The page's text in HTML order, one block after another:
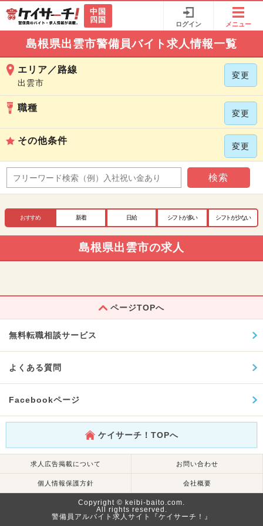
中国
四国
ログイン メニュー
島根県出雲市警備員バイト求人情報一覧
エリア／路線
出雲市
変更
職種
変更
その他条件
変更
検索
おすすめ 新着 日給 シフトが多い シフトが少ない
島根県出雲市の求人
ページTOPへ
無料転職相談サービス
よくある質問
Facebookページ
ケイサーチ！TOPへ
求人広告掲載について お問い合わせ
個人情報保護方針 会社概要
Copyright © keibi-baito.com.
All rights reserved.
警備員アルバイト求人サイト『ケイサーチ！』